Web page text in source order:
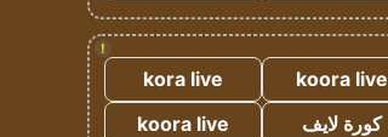
!
koora live
kora live
كورة لايف
koora live